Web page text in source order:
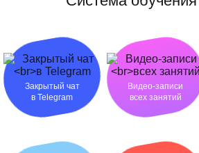
Закрытый чат
в Telegram
Видео-записи
всех занятий